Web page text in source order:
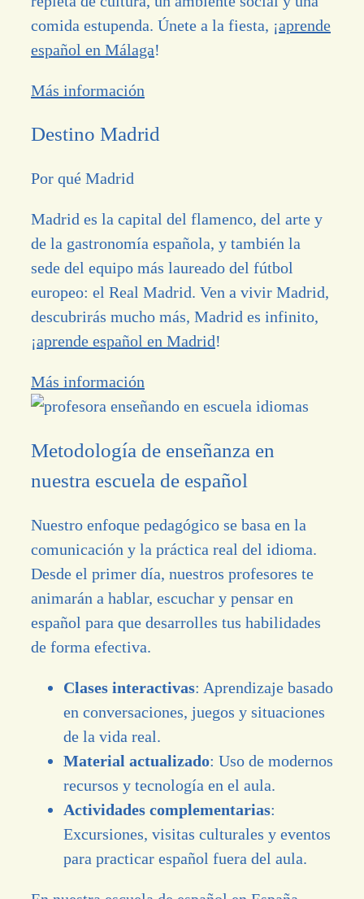
comida estupenda. Únete a la fiesta, ¡aprende
español en Málaga!
Más información
Destino Madrid
Por qué Madrid
Madrid es la capital del flamenco, del arte y
de la gastronomía española, y también la
sede del equipo más laureado del fútbol
europeo: el Real Madrid. Ven a vivir Madrid,
descubrirás mucho más, Madrid es infinito,
¡aprende español en Madrid!
Más información
Metodología de enseñanza en
nuestra escuela de español
Nuestro enfoque pedagógico se basa en la
comunicación y la práctica real del idioma.
Desde el primer día, nuestros profesores te
animarán a hablar, escuchar y pensar en
español para que desarrolles tus habilidades
de forma efectiva.
Clases interactivas: Aprendizaje basado
en conversaciones, juegos y situaciones
de la vida real.
Material actualizado: Uso de modernos
recursos y tecnología en el aula.
Actividades complementarias:
Excursiones, visitas culturales y eventos
para practicar español fuera del aula.